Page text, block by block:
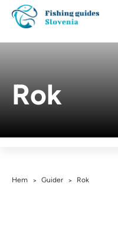
Rok
Hem > Guider > Rok